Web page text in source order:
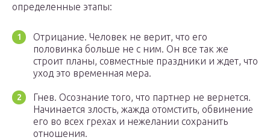
определенные этапы:
Отрицание. Человек не верит, что его
половинка больше не с ним. Он все так же
строит планы, совместные праздники и ждет, что
уход это временная мера.
Гнев. Осознание того, что партнер не вернется.
Начинается злость, жажда отомстить, обвинение
его во всех грехах и нежелании сохранить
отношения.